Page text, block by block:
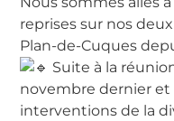
reprises sur nos
Plan-de-Cuques
Suite à la
novembre dernier
interventions de la